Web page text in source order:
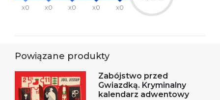
x0
x0
x0
x0
x0
Powiązane produkty
Zabójstwo przed
Gwiazdką. Kryminalny
kalendarz adwentowy